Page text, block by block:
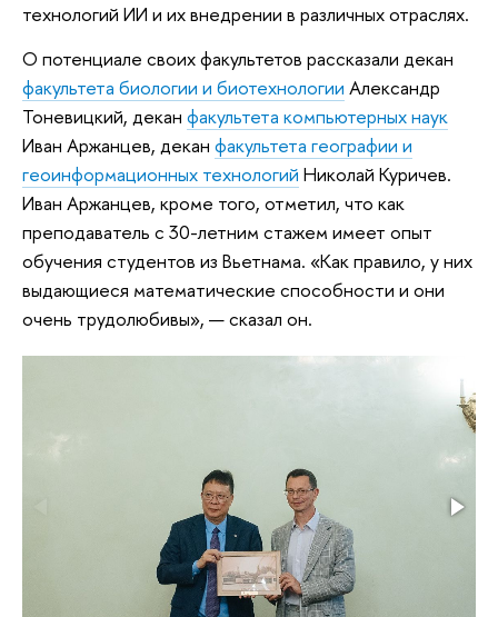
технологий ИИ и их внедрении в различных отраслях.
О потенциале своих факультетов рассказали декан
факультета биологии и биотехнологии Александр
Тоневицкий, декан факультета компьютерных наук
Иван Аржанцев, декан факультета географии и
геоинформационных технологий Николай Куричев.
Иван Аржанцев, кроме того, отметил, что как
преподаватель с 30-летним стажем имеет опыт
обучения студентов из Вьетнама. «Как правило, у них
выдающиеся математические способности и они
очень трудолюбивы», — сказал он.